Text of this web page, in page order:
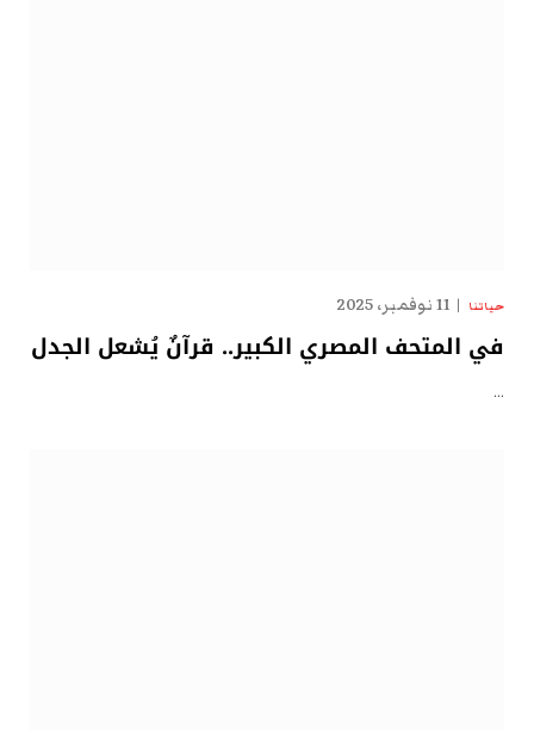
حياتنا 11 نوفمبر، 2025
في المتحف المصري الكبير.. قرآنٌ يُشعل الجدل
…